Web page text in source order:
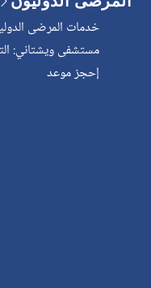
خدمات المرضى
مستشفى ويشتاني:
إحجز موعد